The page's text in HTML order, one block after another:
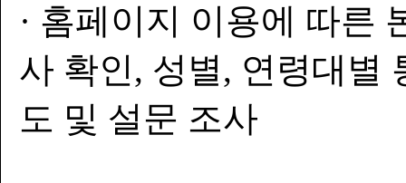
· 홈페이지 이용에 따른
사 확인, 성별, 연령대별
도 및 설문 조사